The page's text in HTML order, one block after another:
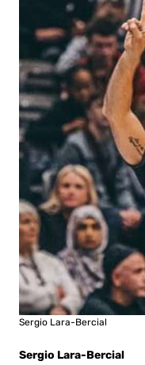
Sergio Lara-Bercial
Sergio Lara-Bercial